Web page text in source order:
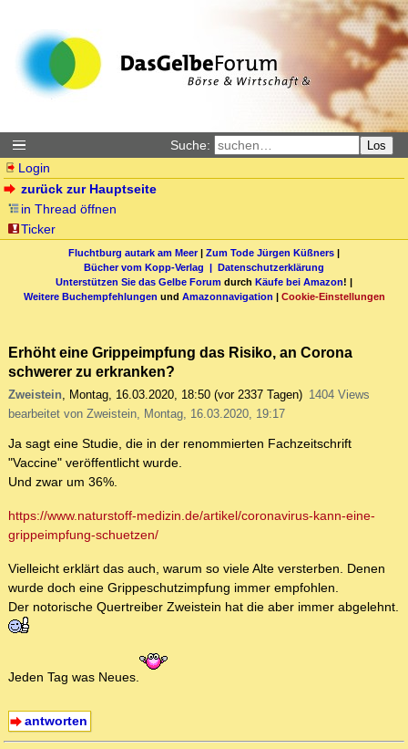
Suche: Los
Login
zurück zur Hauptseite
in Thread öffnen
Ticker
Fluchtburg autark am Meer| Zum Tode Jürgen Küßners |
Bücher vom Kopp-Verlag | Datenschutzerklärung
Unterstützen Sie das Gelbe Forum durch Käufe bei Amazon! |
Weitere Buchempfehlungen und Amazonnavigation | Cookie-Einstellungen
Erhöht eine Grippeimpfung das Risiko, an Corona
schwerer zu erkranken?
Zweistein, Montag, 16.03.2020, 18:50 (vor 2337 Tagen) 1404 Views
bearbeitet von Zweistein, Montag, 16.03.2020, 19:17
Ja sagt eine Studie, die in der renommierten Fachzeitschrift
"Vaccine" veröffentlicht wurde.
Und zwar um 36%.
https://www.naturstoff-medizin.de/artikel/coronavirus-kann-eine-
grippeimpfung-schuetzen/
Vielleicht erklärt das auch, warum so viele Alte versterben. Denen
wurde doch eine Grippeschutzimpfung immer empfohlen.
Der notorische Quertreiber Zweistein hat die aber immer abgelehnt.
Jeden Tag was Neues.
antworten